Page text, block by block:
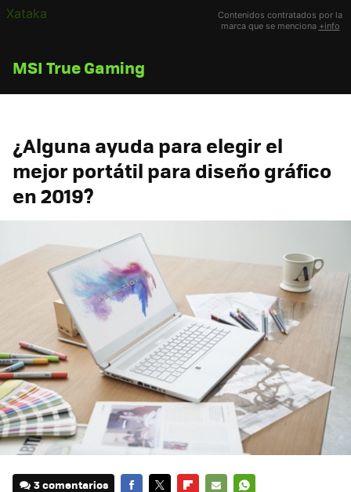
Contenidos contratados por la
marca que se menciona +info
Xataka
MSI True Gaming
¿Alguna ayuda para elegir el
mejor portátil para diseño gráfico
en 2019?
3 comentarios